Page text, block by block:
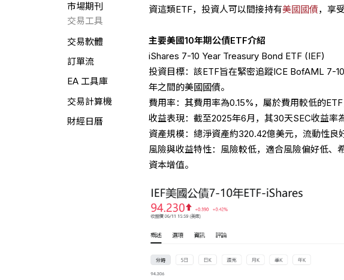
市場期刊
交易工具
交易軟體
訂單流
EA 工具庫
交易計算機
財經日曆
資這類ETF，投資人可以間接持有美國國債，享
主要美國10年期公債ETF介紹
iShares 7-10 Year Treasury Bond ETF (IEF)
投資目標：該ETF旨在緊密追蹤ICE BofAML 7-
年之間的美國國債。
費用率：其費用率為0.15%，屬於費用較低的ETF
收益表現：截至2025年6月，其30天SEC收益率
資產規模：總淨資產約320.42億美元，流動性良
風險與收益特性：風險較低，適合風險偏好低
資本增值。